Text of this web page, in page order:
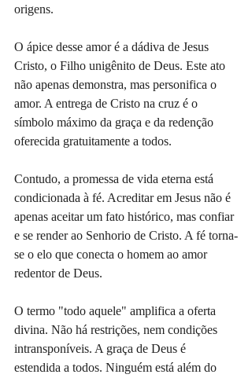
origens.
O ápice desse amor é a dádiva de Jesus
Cristo, o Filho unigênito de Deus. Este ato
não apenas demonstra, mas personifica o
amor. A entrega de Cristo na cruz é o
símbolo máximo da graça e da redenção
oferecida gratuitamente a todos.
Contudo, a promessa de vida eterna está
condicionada à fé. Acreditar em Jesus não é
apenas aceitar um fato histórico, mas confiar
e se render ao Senhorio de Cristo. A fé torna-
se o elo que conecta o homem ao amor
redentor de Deus.
O termo "todo aquele" amplifica a oferta
divina. Não há restrições, nem condições
intransponíveis. A graça de Deus é
estendida a todos. Ninguém está além do